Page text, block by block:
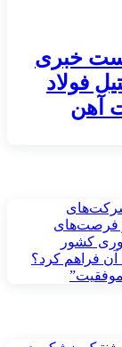
خبری
فولاد
آهن
شرکت‌های
فرصت‌های
کشور
موفقیت”